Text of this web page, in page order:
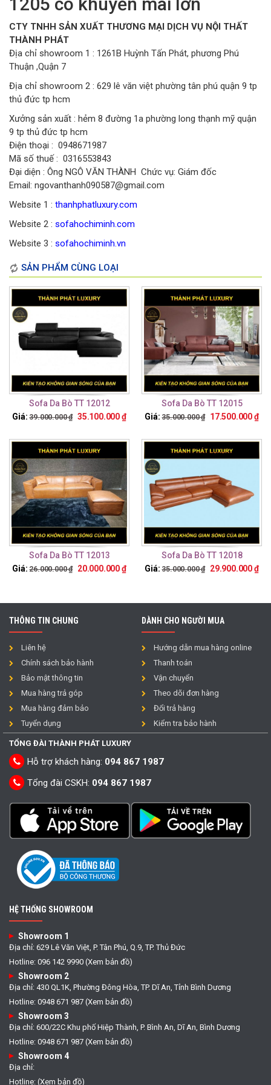
CTY TNHH SẢN XUẤT THƯƠNG MẠI DỊCH VỤ NỘI THẤT
THÀNH PHÁT
Địa chỉ showroom 1 : 1261B Huỳnh Tấn Phát, phương Phú
Thuận ,Quận 7
Địa chỉ showroom 2 : 629 lê văn việt phường tân phú quận 9 tp
thủ đức tp hcm
Xưởng sản xuất : hẻm 8 đường 1a phường long thạnh mỹ quận
9 tp thủ đức tp hcm
Điện thoại : 0948671987
Mã số thuế : 0316553843
Đại diện : Ông NGÔ VĂN THÀNH Chức vụ: Giám đốc
Email: ngovanthanh090587@gmail.com
Website 1 : thanhphatluxury.com
Website 2 : sofahochiminh.com
Website 3 : sofahochiminh.vn
SẢN PHẨM CÙNG LOẠI
Sofa Da Bò TT 12012
Giá: 39.000.000₫ 35.100.000₫
Sofa Da Bò TT 12015
Giá: 35.000.000₫ 17.500.000₫
Sofa Da Bò TT 12013
Giá: 26.000.000₫ 20.000.000₫
Sofa Da Bò TT 12018
Giá: 35.000.000₫ 29.900.000₫
THÔNG TIN CHUNG
Liên hệ
Chính sách bảo hành
Bảo mật thông tin
Mua hàng trả góp
Mua hàng đảm bảo
Tuyển dụng
DÀNH CHO NGƯỜI MUA
Hướng dẫn mua hàng online
Thanh toán
Vận chuyển
Theo dõi đơn hàng
Đổi trả hàng
Kiểm tra bảo hành
TỔNG ĐÀI THÀNH PHÁT LUXURY
Hỗ trợ khách hàng: 094 867 1987
Tổng đài CSKH: 094 867 1987
HỆ THỐNG SHOWROOM
Showroom 1
Địa chỉ: 629 Lê Văn Việt, P. Tân Phú, Q.9, TP. Thủ Đức
Hotline: 096 142 9990 (Xem bản đồ)
Showroom 2
Địa chỉ: 430 QL1K, Phường Đông Hòa, TP. Dĩ An, Tỉnh Bình Dương
Hotline: 0948 671 987 (Xem bản đồ)
Showroom 3
Địa chỉ: 600/22C Khu phố Hiệp Thành, P. Bình An, Dĩ An, Bình Dương
Hotline: 0948 671 987 (Xem bản đồ)
Showroom 4
Địa chỉ:
Hotline: (Xem bản đồ)